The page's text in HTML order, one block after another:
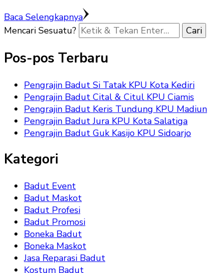
Baca Selengkapnya
Mencari Sesuatu?
Pos-pos Terbaru
Pengrajin Badut Si Tatak KPU Kota Kediri
Pengrajin Badut Cital & Citul KPU Ciamis
Pengrajin Badut Keris Tundung KPU Madiun
Pengrajin Badut Jura KPU Kota Salatiga
Pengrajin Badut Guk Kasijo KPU Sidoarjo
Kategori
Badut Event
Badut Maskot
Badut Profesi
Badut Promosi
Boneka Badut
Boneka Maskot
Jasa Reparasi Badut
Kostum Badut